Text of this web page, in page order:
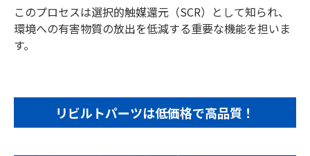
このプロセスは選択的触媒還元（SCR）として知られ、
環境への有害物質の放出を低減する重要な機能を担いま
す。
リビルトパーツは低価格で高品質！